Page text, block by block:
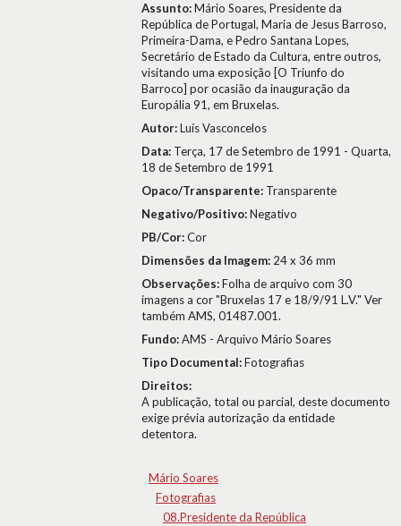
Assunto:Mário Soares, Presidente da
República de Portugal, Maria de Jesus Barroso,
Primeira-Dama, e Pedro Santana Lopes,
Secretário de Estado da Cultura, entre outros,
visitando uma exposição [O Triunfo do
Barroco] por ocasião da inauguração da
Europália 91, em Bruxelas.
Autor:Luís Vasconcelos
Data: Terça, 17 de Setembro de 1991 - Quarta,
18 de Setembro de 1991
Opaco/Transparente: Transparente
Negativo/Positivo:Negativo
PB/Cor:Cor
Dimensões da Imagem: 24 x 36 mm
Observações:Folha de arquivo com 30
imagens a cor "Bruxelas 17 e 18/9/91 L.V." Ver
também AMS, 01487.001.
Fundo:AMS - Arquivo Mário Soares
Tipo Documental:Fotografias
Direitos:
A publicação, total ou parcial, deste documento
exige prévia autorização da entidade
detentora.
Mário Soares
Fotografias
08.Presidente da República